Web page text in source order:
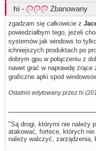
hi - Zbanowany
zgadzam się całkowicie z
powiedziałbym tego, jeżeli
systemów jak windows to
ichniejszych produktach po
dobrym gpu w połączeniu z
nawet grać w naprawdę
graficzne apki spod
Ostatnio edytowany przez hi
"Są drogi, którymi nie należy
atakować, fortece, których
należy walczyć, zarządzenia,